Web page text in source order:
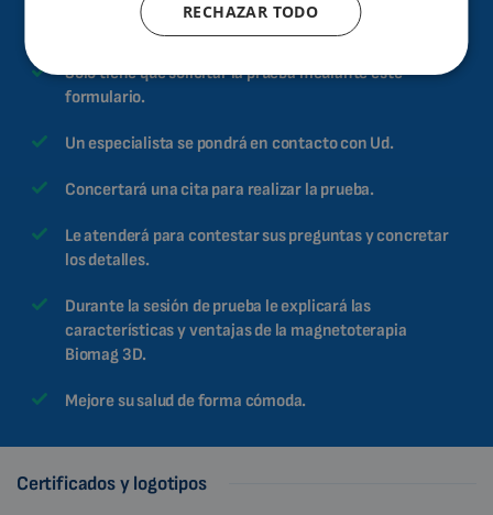
¿Cómo se realiza la prueba?
Sólo tiene que solicitar la prueba mediante este
formulario.
Un especialista se pondrá en contacto con Ud.
Concertará una cita para realizar la prueba.
Le atenderá para contestar sus preguntas y concretar
los detalles.
Durante la sesión de prueba le explicará las
características y ventajas de la magnetoterapia
Biomag 3D.
Mejore su salud de forma cómoda.
Certificados y logotipos
CATALAN
CHINESE (SIMPLIFIED)
ROMANIAN
RECHAZAR TODO